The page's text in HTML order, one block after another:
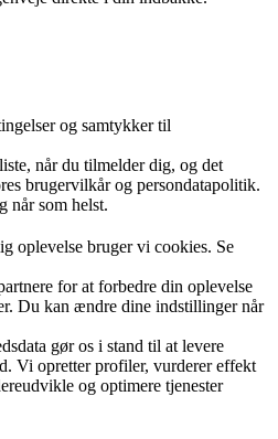
og samtykker til
når du tilmelder dig, og det
brugervilkår og persondatapolitik.
når som helst.
oplevelse bruger vi cookies. Se
for at forbedre din oplevelse
Du kan ændre dine indstillinger når
gør os i stand til at levere
Vi opretter profiler, vurderer effekt
og optimere tjenester